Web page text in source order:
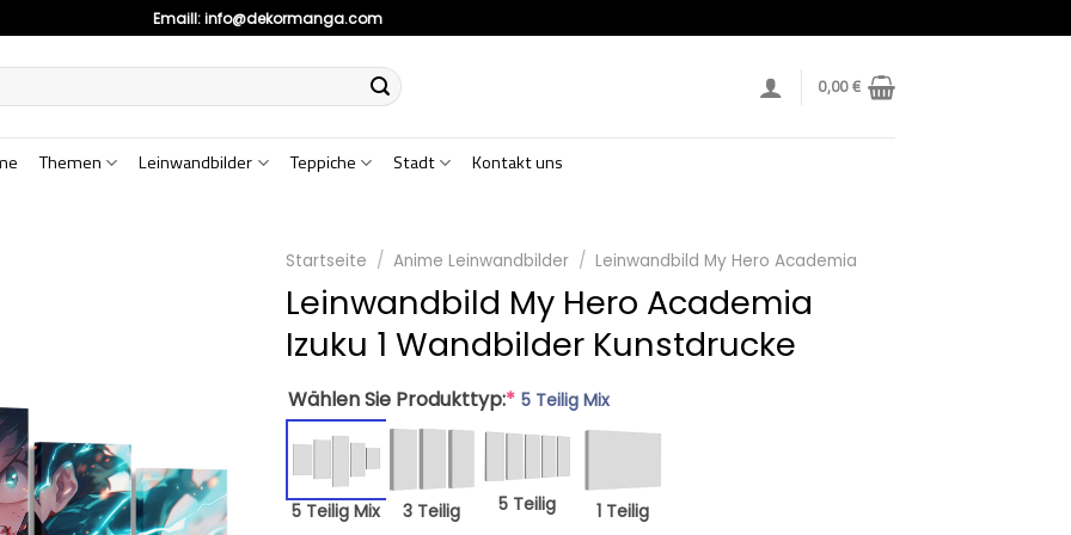
Emaill:info@dekormanga.com
0,00€
Themen Leinwandbilder Teppiche Stadt Kontakt uns
Startseite / Anime Leinwandbilder / Leinwandbild My Hero Academia
Leinwandbild My Hero Academia
Izuku 1 Wandbilder Kunstdrucke
Wählen Sie Produkttyp:* 5 Teilig Mix
5 Teilig Mix 3 Teilig 5 Teilig 1 Teilig